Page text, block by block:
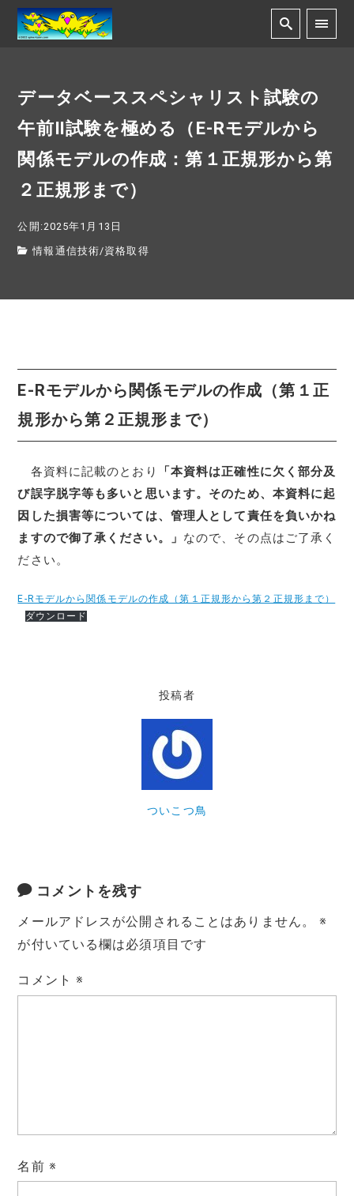
データベーススペシャリスト試験の
午前Ⅱ試験を極める（E-Rモデルから
関係モデルの作成：第１正規形から第
２正規形まで）
公開:2025年1月13日
情報通信技術/資格取得
E-Rモデルから関係モデルの作成（第１正
規形から第２正規形まで）
各資料に記載のとおり
「本資料は正確性に欠く部分及
び誤字脱字等も多いと思います。そのため、本資料に起
因した損害等については、管理人として責任を負いかね
ますので御了承ください。」 なので、その点はご了承く
ださい。
E-Rモデルから関係モデルの作成（第１正規形から第２正規形まで）
ダウンロード
投稿者
ついこつ鳥
コメントを残す
メールアドレスが公開されることはありません。
※
が付いている欄は必須項目です
コメント※
名前 ※